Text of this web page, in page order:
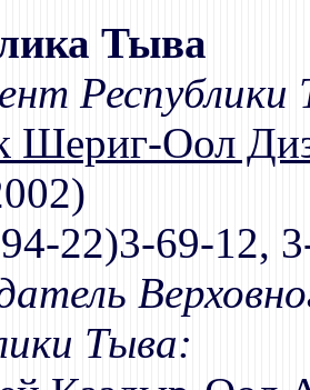
Тыва
Республики
Шериг-Оол
22)3-69-12,
Тыва: